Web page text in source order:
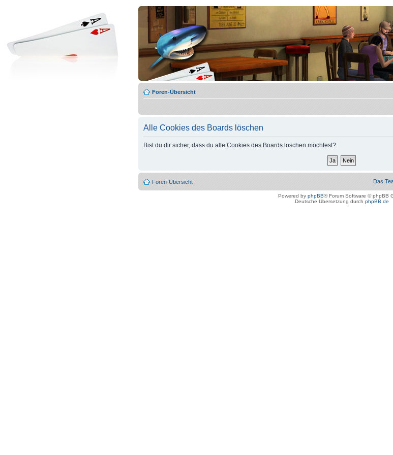
Foren-Übersicht
Alle Cookies des Boards löschen
Bist du dir sicher, dass du alle Cookies des Boards löschen möchtest?
Foren-Übersicht Das
Powered by phpBB® Forum Software © phpBB
Deutsche Übersetzung durch phpBB.de